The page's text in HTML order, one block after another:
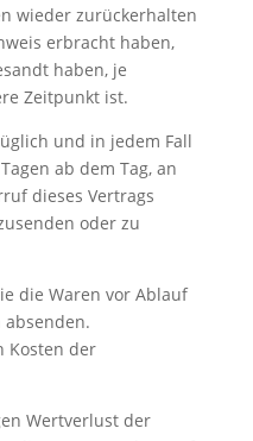
wieder zurückerhalten
erbracht haben,
haben, je
Zeitpunkt ist.
und in jedem Fall
ab dem Tag, an
dieses Vertrags
oder zu
die Waren vor Ablauf
absenden.
Kosten der
Wertverlust der